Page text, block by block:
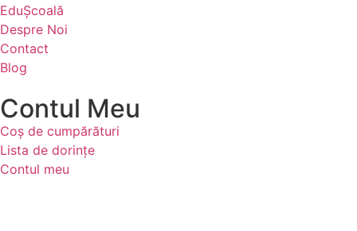
EduȘcoală
Despre Noi
Contact
Blog
Contul Meu
Coș de cumpărături
Lista de dorințe
Contul meu